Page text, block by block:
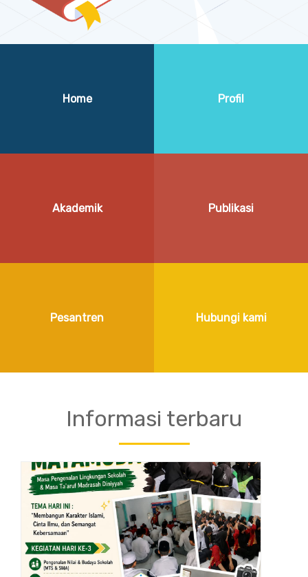
Home Profil
Akademik Publikasi
Pesantren Hubungi kami
Informasi terbaru